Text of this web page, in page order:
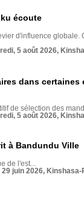
écoute
d'influence globale.
5 août 2026,
dans
de sélection des
5 août 2026,
à Bandundu Ville
de l'est...
29 juin 2026,